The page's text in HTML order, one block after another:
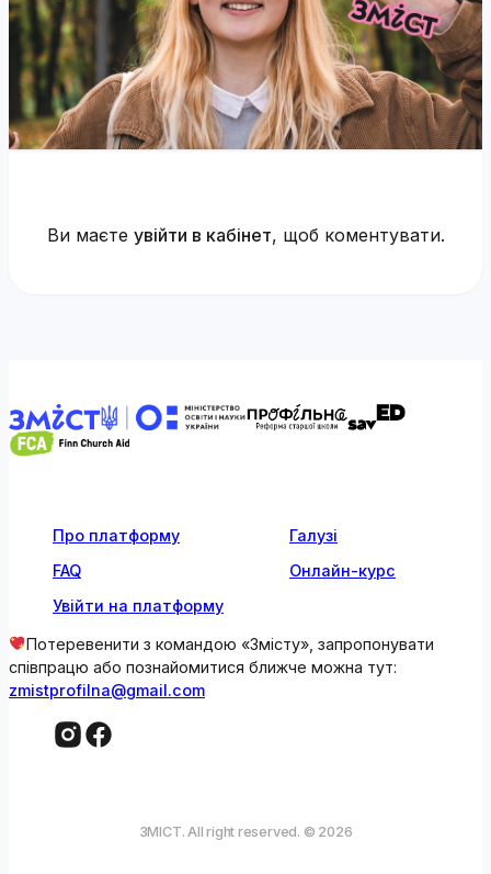
Ви маєте увійти в кабінет, щоб коментувати.
Про платформу
Галузі
FAQ
Онлайн-курс
Увійти на платформу
Потеревенити з командою «Змісту», запропонувати
співпрацю або познайомитися ближче можна тут:
zmistprofilna@gmail.com
ЗМІСТ. All right reserved. © 2026